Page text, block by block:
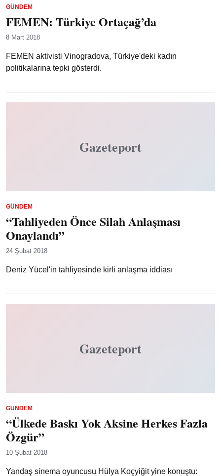
GÜNDEM
FEMEN: Türkiye Ortaçağ’da
8 Mart 2018
FEMEN aktivisti Vinogradova, Türkiye'deki kadın
politikalarına tepki gösterdi.
Gazeteport
GÜNDEM
“Tahliyeden Önce Silah Anlaşması
Onaylandı”
24 Şubat 2018
Deniz Yücel'in tahliyesinde kirli anlaşma iddiası
Gazeteport
GÜNDEM
“Ülkede Baskı Yok Aksine Herkes Fazla
Özgür”
10 Şubat 2018
Yandaş sinema oyuncusu Hülya Koçyiğit yine konuştu: